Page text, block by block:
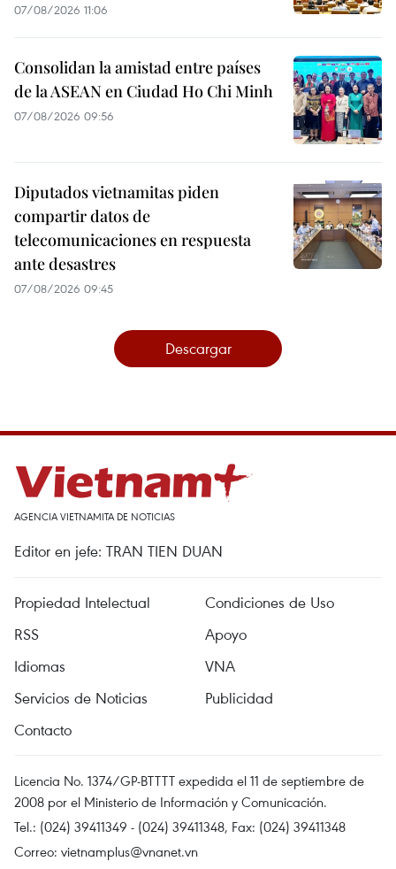
07/08/2026 11:06
Consolidan la amistad entre países
de la ASEAN en Ciudad Ho Chi Minh
07/08/2026 09:56
Diputados vietnamitas piden
compartir datos de
telecomunicaciones en respuesta
ante desastres
07/08/2026 09:45
Descargar
AGENCIA VIETNAMITA DE NOTICIAS
Editor en jefe: TRAN TIEN DUAN
Propiedad Intelectual
Condiciones de Uso
RSS
Apoyo
Idiomas
VNA
Servicios de Noticias
Publicidad
Contacto
Licencia No. 1374/GP-BTTTT expedida el 11 de septiembre de
2008 por el Ministerio de Información y Comunicación.
Tel.: (024) 39411349 - (024) 39411348, Fax: (024) 39411348
Correo: vietnamplus@vnanet.vn